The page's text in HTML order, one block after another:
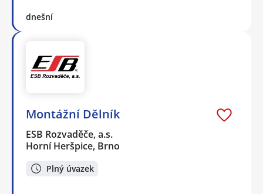
dnešní
Montážní Dělník
ESB Rozvaděče, a.s.
Horní Heršpice, Brno
Plný úvazek